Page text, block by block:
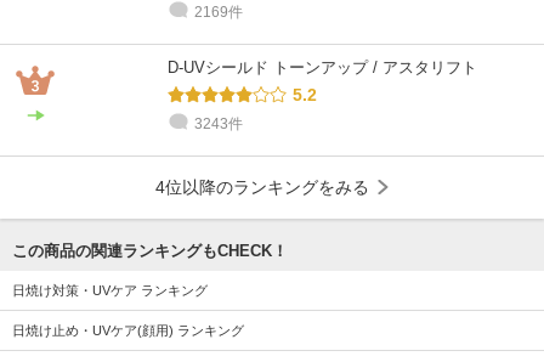
2169件
D-UVシールド トーンアップ / アスタリフト
5.2
3243件
4位以降のランキングをみる
この商品の関連ランキングもCHECK！
日焼け対策・UVケア ランキング
日焼け止め・UVケア(顔用) ランキング